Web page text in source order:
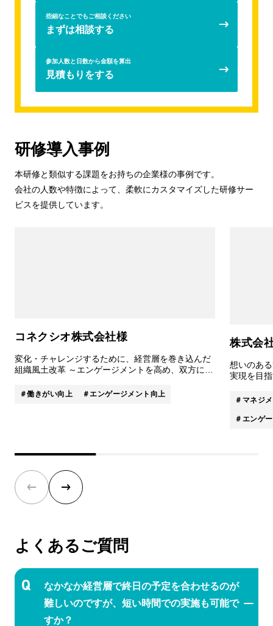
些細なことでもご相談ください
まずは相談する
参加人数と日数から金額を算出
見積もりをする
研修導入事例
本研修と類似する課題をお持ちの企業様の事例です。
会社の人数や特徴によって、柔軟にカスタマイズした研修サー
ビスを提供しています。
コネクシオ株式会社様
変化・チャレンジするために、経営層を巻き込んだ
組織風土改革 ～エンゲージメントを高め、双方に貢
働きがい向上 エンゲージメント向上
株式会
想いのあ
実現を目
マネジ
エンゲ
よくあるご質問
なかなか経営層で終日の予定を合わせるのが
難しいのですが、短い時間での実施も可能で
すか？